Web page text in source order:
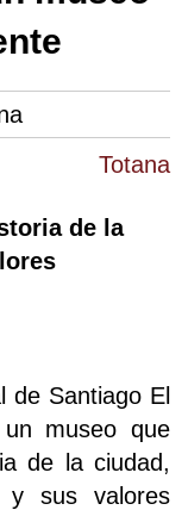
Totana
de la
de Santiago El
museo que
de la ciudad,
y sus valores